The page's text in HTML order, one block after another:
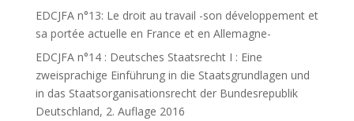
EDCJFA n°13: Le droit au travail -son développement et
sa portée actuelle en France et en Allemagne-
EDCJFA n°14 : Deutsches Staatsrecht I : Eine
zweisprachige Einführung in die Staatsgrundlagen und
in das Staatsorganisationsrecht der Bundesrepublik
Deutschland, 2. Auflage 2016